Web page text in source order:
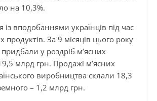
на 10,3%.
із вподобаннями українців під час
продуктів. За 9 місяців цього року
у роздріб м’ясних
млрд грн. Продажі м’ясних
виробництва склали 18,3
– 1,2 млрд грн.